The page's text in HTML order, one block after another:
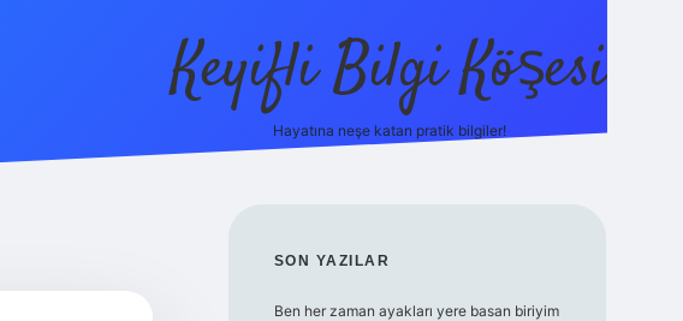
Keyifli Bilgi Köşesi
Hayatına neşe katan pratik bilgiler!
SIDEBAR
SON YAZILAR
Ben her zaman ayakları yere basan biriyim